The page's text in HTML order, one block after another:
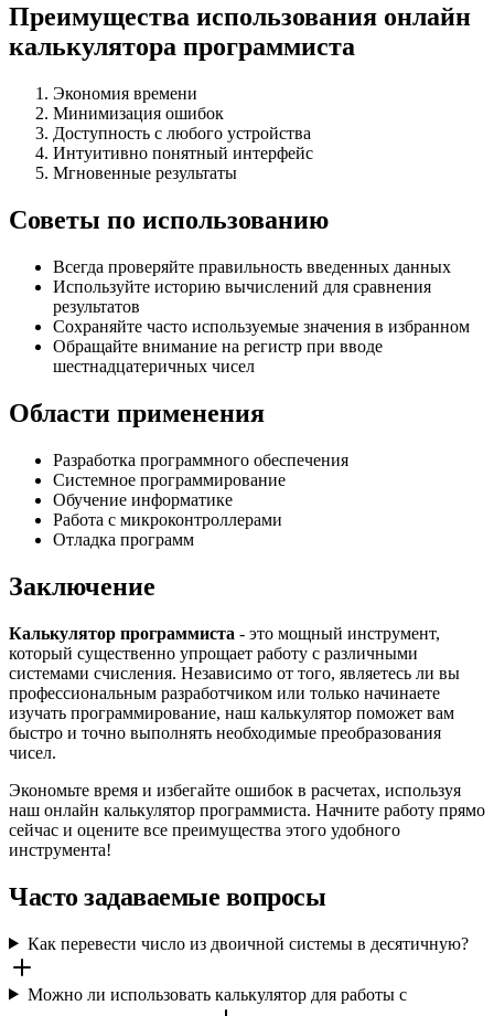
Преимущества использования онлайн
калькулятора программиста
Экономия времени
Минимизация ошибок
Доступность с любого устройства
Интуитивно понятный интерфейс
Мгновенные результаты
Советы по использованию
Всегда проверяйте правильность введенных данных
Используйте историю вычислений для сравнения
результатов
Сохраняйте часто используемые значения в избранном
Обращайте внимание на регистр при вводе
шестнадцатеричных чисел
Области применения
Разработка программного обеспечения
Системное программирование
Обучение информатике
Работа с микроконтроллерами
Отладка программ
Заключение
Калькулятор программиста - это мощный инструмент,
который существенно упрощает работу с различными
системами счисления. Независимо от того, являетесь ли вы
профессиональным разработчиком или только начинаете
изучать программирование, наш калькулятор поможет вам
быстро и точно выполнять необходимые преобразования
чисел.
Экономьте время и избегайте ошибок в расчетах, используя
наш онлайн калькулятор программиста. Начните работу прямо
сейчас и оцените все преимущества этого удобного
инструмента!
Часто задаваемые вопросы
Как перевести число из двоичной системы в десятичную?
Можно ли использовать калькулятор для работы с